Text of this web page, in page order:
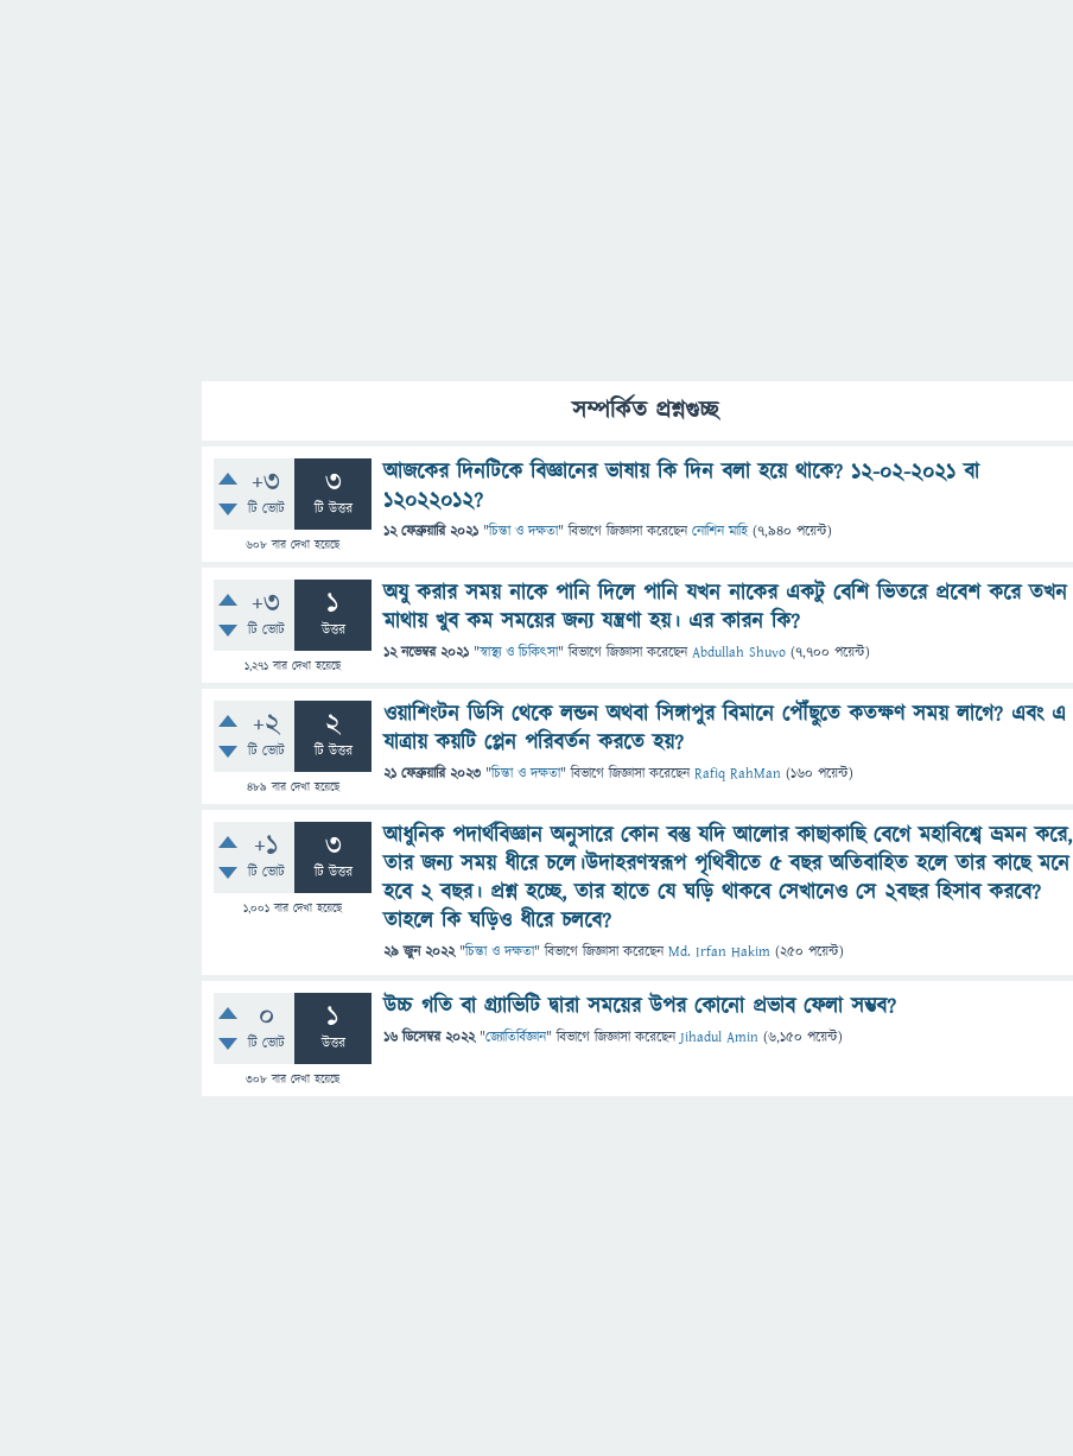
সম্পর্কিত প্রশ্নগুচ্ছ
+3
টি ভোট
3
টি উত্তর
608 বার দেখা হয়েছে
আজকের দিনটিকে বিজ্ঞানের ভাষায় কি দিন বলা হয়ে থাকে? ১২-০২-২০২১ বা
১২০২২০১২?
12 ফেব্রুয়ারি 2021 "চিন্তা ও দক্ষতা" বিভাগে জিজ্ঞাসাকরেছেননোশিন মাহি (7,940 পয়েন্ট)
+3
টি ভোট
1
উত্তর
1,271 বার দেখা হয়েছে
অযু করার সময় নাকে পানি দিলে পানি যখন নাকের একটু বেশি ভিতরে প্রবেশ করে তখন
মাথায় খুব কম সময়ের জন্য যন্ত্রণা হয়। এর কারন কি?
12 নভেম্বর 2021 "স্বাস্থ্য ও চিকিৎসা" বিভাগে জিজ্ঞাসাকরেছেনAbdullah Shuvo (7,700 পয়েন্ট)
+2
টি ভোট
2
টি উত্তর
489 বার দেখা হয়েছে
ওয়াশিংটন ডিসি থেকে লন্ডন অথবা সিঙ্গাপুর বিমানে পৌঁছুতে কতক্ষণ সময় লাগে? এবং এ
যাত্রায় কয়টি প্লেন পরিবর্তন করতে হয়?
21 ফেব্রুয়ারি 2023 "চিন্তা ও দক্ষতা" বিভাগে জিজ্ঞাসাকরেছেনRafiq RahMan (160 পয়েন্ট)
+1
টি ভোট
3
টি উত্তর
1,001 বার দেখা হয়েছে
আধুনিক পদার্থবিজ্ঞান অনুসারে কোন বস্তু যদি আলোর কাছাকাছি বেগে মহাবিশ্বে ভ্রমন করে,
তার জন্য সময় ধীরে চলে।উদাহরণস্বরূপ পৃথিবীতে ৫ বছর অতিবাহিত হলে তার কাছে মনে
হবে 2 বছর। প্রশ্ন হচ্ছে, তার হাতে যে ঘড়ি থাকবে সেখানেও সে ২বছর হিসাব করবে?
তাহলে কি ঘড়িও ধীরে চলবে?
29 জুন 2022 "চিন্তা ও দক্ষতা" বিভাগে জিজ্ঞাসাকরেছেনMd. Irfan Hakim (250 পয়েন্ট)
0
টি ভোট
1
উত্তর
308 বার দেখা হয়েছে
উচ্চ গতি বা গ্র্যাভিটি দ্বারা সময়ের উপর কোনো প্রভাব ফেলা সম্ভব?
16 ডিসেম্বর 2022 "জ্যোতির্বিজ্ঞান" বিভাগে জিজ্ঞাসাকরেছেনJihadul Amin (6,150 পয়েন্ট)